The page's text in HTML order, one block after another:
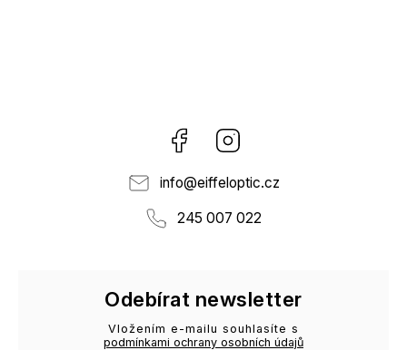
Facebook
info@eiffeloptic.cz
245 007 022
Odebírat newsletter
Vložením e-mailu souhlasíte s
podmínkami ochrany osobních údajů